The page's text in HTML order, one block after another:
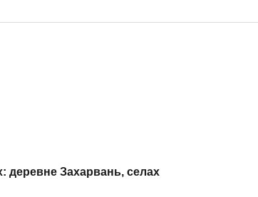
деревне Захарвань, селах